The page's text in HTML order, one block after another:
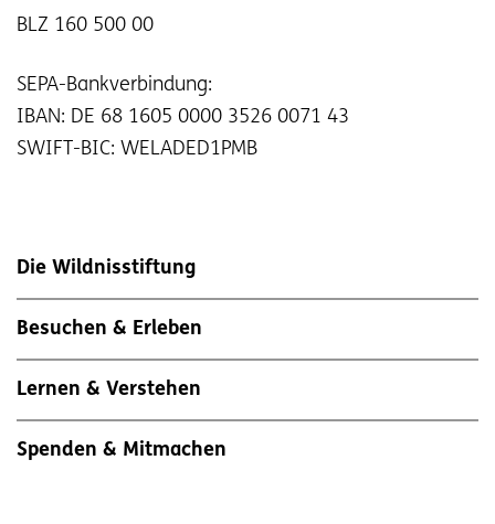
BLZ 160 500 00
SEPA-Bankverbindung:
IBAN: DE 68 1605 0000 3526 0071 43
SWIFT-BIC: WELADED1PMB
Die Wildnisstiftung
Besuchen & Erleben
Lernen & Verstehen
Spenden & Mitmachen